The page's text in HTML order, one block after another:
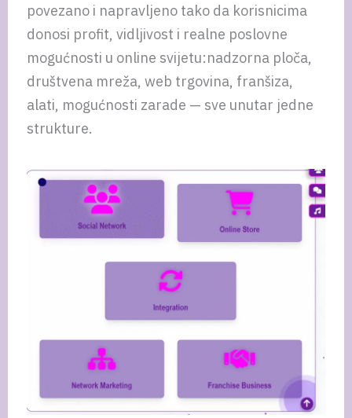
povezano i napravljeno tako da korisnicima
donosi profit, vidljivost i realne poslovne
mogućnosti u online svijetu:nadzorna ploča,
društvena mreža, web trgovina, franšiza,
alati, mogućnosti zarade — sve unutar jedne
strukture.